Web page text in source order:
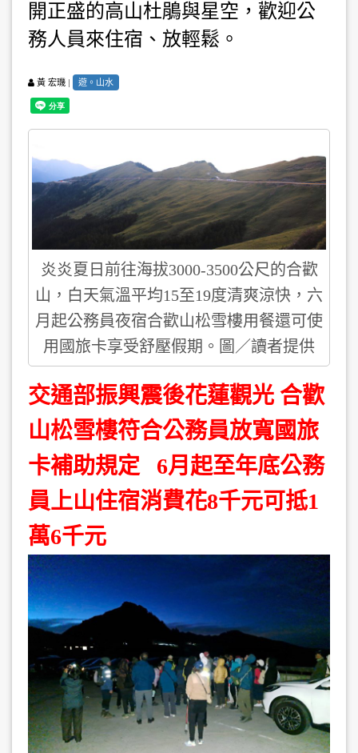
開正盛的高山杜鵑與星空，歡迎公
務人員來住宿、放輕鬆。
黃 宏璣 | 遊。山水
炎炎夏日前往海拔3000-3500公尺的合歡
山，白天氣溫平均15至19度清爽涼快，六
月起公務員夜宿合歡山松雪樓用餐還可使
用國旅卡享受舒壓假期。圖／讀者提供
交通部振興震後花蓮觀光 合歡
山松雪樓符合公務員放寬國旅
卡補助規定 6月起至年底公務
員上山住宿消費花8千元可抵1
萬6千元